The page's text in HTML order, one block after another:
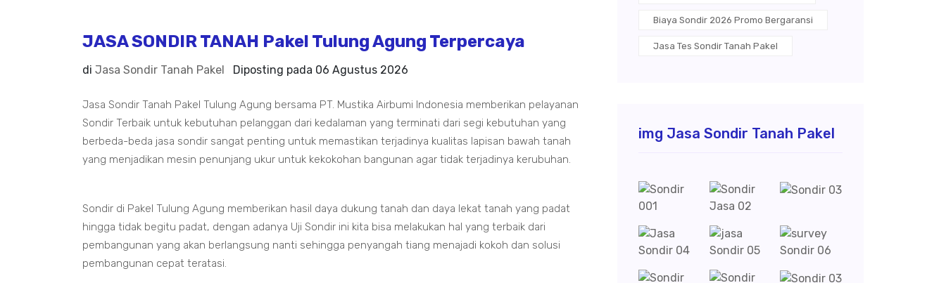
JASA SONDIR TANAH Pakel Tulung Agung Terpercaya
di Jasa Sondir Tanah Pakel Diposting pada 06 Agustus 2026
Jasa Sondir Tanah Pakel Tulung Agung bersama PT. Mustika Airbumi Indonesia memberikan pelayanan
Sondir Terbaik untuk kebutuhan pelanggan dari kedalaman yang terminati dari segi kebutuhan yang
berbeda-beda jasa sondir sangat penting untuk memastikan terjadinya kualitas lapisan bawah tanah
yang menjadikan mesin penunjang ukur untuk kekokohan bangunan agar tidak terjadinya kerubuhan.
Sondir di Pakel Tulung Agung memberikan hasil daya dukung tanah dan daya lekat tanah yang padat
hingga tidak begitu padat, dengan adanya Uji Sondir ini kita bisa melakukan hal yang terbaik dari
pembangunan yang akan berlangsung nanti sehingga penyangah tiang menajadi kokoh dan solusi
pembangunan cepat teratasi.
Biaya Sondir 2026 Promo Bergaransi
Jasa Tes Sondir Tanah Pakel
img Jasa Sondir Tanah Pakel